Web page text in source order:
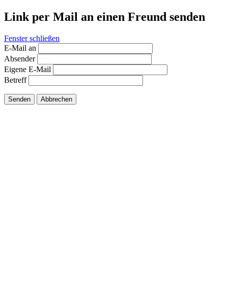
Link per Mail an einen Freund senden
Fenster schließen
E-Mail an
Absender
Eigene E-Mail
Betreff
Senden Abbrechen